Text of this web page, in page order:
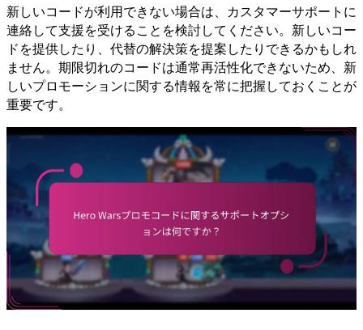
新しいコードが利用できない場合は、カスタマーサポートに
連絡して支援を受けることを検討してください。新しいコー
ドを提供したり、代替の解決策を提案したりできるかもしれ
ません。期限切れのコードは通常再活性化できないため、新
しいプロモーションに関する情報を常に把握しておくことが
重要です。